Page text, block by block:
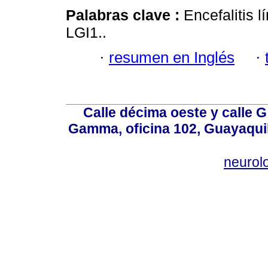
Palabras clave : Encefalitis
LGI1..
· resumen en Inglés ·
Calle décima oeste y calle
Gamma, oficina 102,